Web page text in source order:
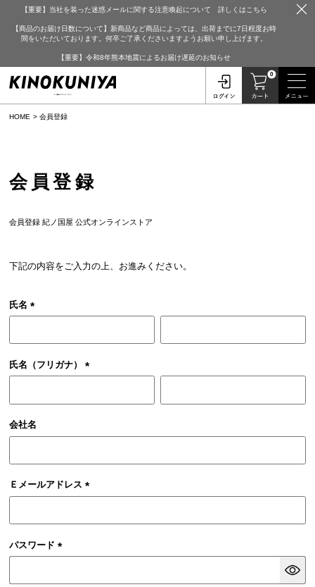
【重要】当社を装った迷惑メールに関する注意喚起について 詳しくはこちら
【商品のお届け日数について】新商品など商品によっては、出荷までに7日程度お時
間をいただいております。何卒ご了承くださいますようお願い申し上げます。
【重要】令和8年熊本地震によるお届け遅延のお知らせ
0
HOME 会員登録
会員登録
会員登録 紀ノ国屋 公式オンラインストア
下記の内容をご入力の上、お進みください。
氏名
氏名（フリガナ）
会社名
Ｅメールアドレス
パスワード